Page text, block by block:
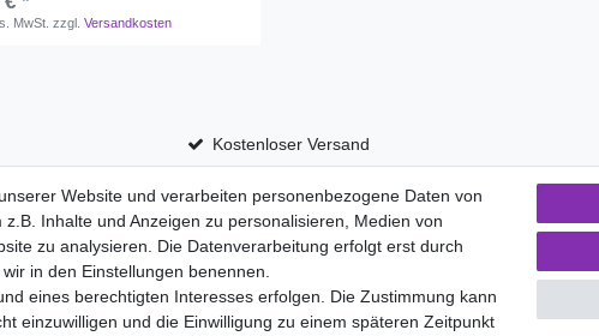
MwSt. zzgl.Versandkosten
Kostenloser Versand
Daten­schutz­erklärung AGB Widerrufs­recht Vertrag widerrufen
Versand- und Zahlungsmöglichkeiten
Website und verarbeiten personenbezogene Daten von
Inhalte und Anzeigen zu personalisieren, Medien von
zu analysieren. Die Datenverarbeitung erfolgt erst durch
in den Einstellungen benennen.
eines berechtigten Interesses erfolgen. Die Zustimmung kann
einzuwilligen und die Einwilligung zu einem späteren Zeitpunkt